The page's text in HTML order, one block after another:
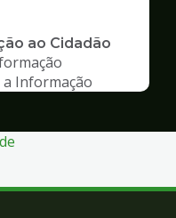
ao Cidadão
a Informação